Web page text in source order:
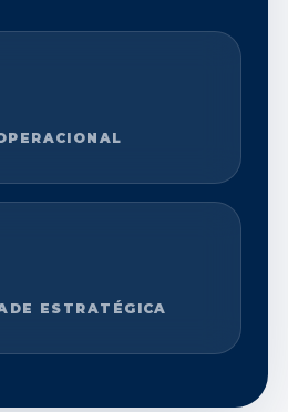
ESTRATÉGICA